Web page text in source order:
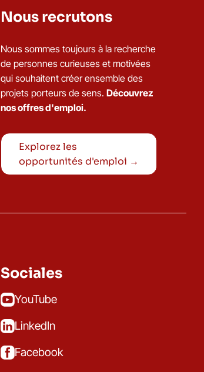
Nous recrutons
Nous sommes toujours à la recherche
de personnes curieuses et motivées
qui souhaitent créer ensemble des
projets porteurs de sens. Découvrez
nos offres d'emploi.
Explorez les
opportunités d'emploi →
Sociales
YouTube
LinkedIn
Facebook